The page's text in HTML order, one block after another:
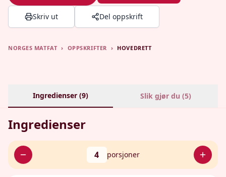
Skriv ut Del oppskrift
NORGES MATFAT › OPPSKRIFTER › HOVEDRETT
Ingredienser (9) Slik gjør du (5)
Ingredienser
4 porsjoner